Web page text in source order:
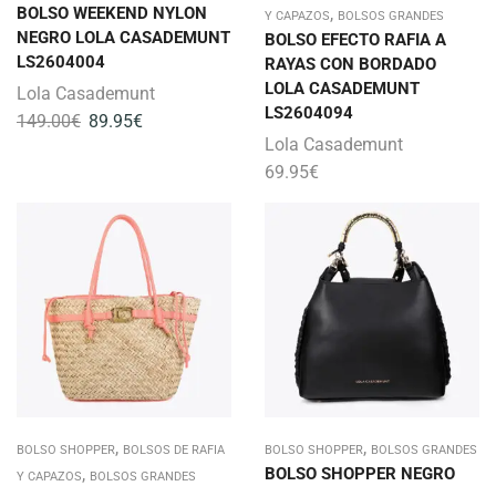
BOLSO WEEKEND NYLON
NEGRO LOLA CASADEMUNT
LS2604004
Lola Casademunt
149.00€ 89.95€
Y CAPAZOS, BOLSOS GRANDES
BOLSO EFECTO RAFIA A
RAYAS CON BORDADO
LOLA CASADEMUNT
LS2604094
Lola Casademunt
69.95€
BOLSO SHOPPER, BOLSOS DE RAFIA
Y CAPAZOS, BOLSOS GRANDES
BOLSO SHOPPER, BOLSOS GRANDES
BOLSO SHOPPER NEGRO